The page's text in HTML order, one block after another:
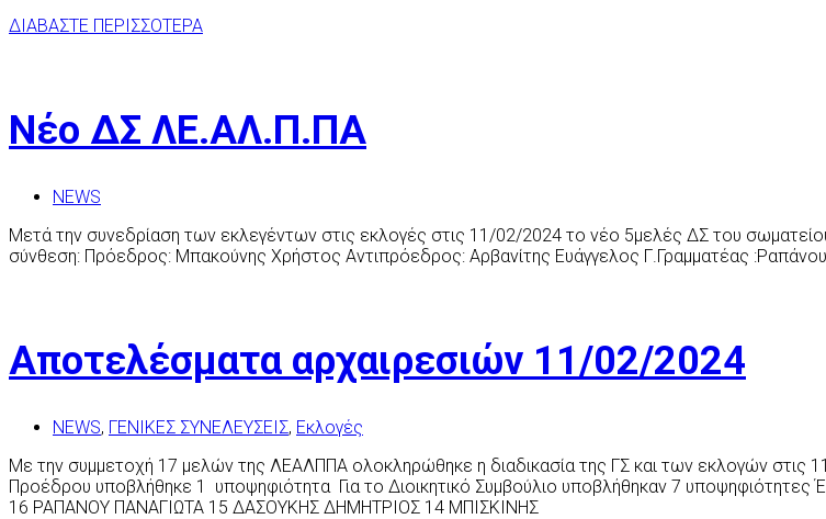
ΔΙΑΒΑΣΤΕ ΠΕΡΙΣΣΟΤΕΡΑ
Νέο ΔΣ ΛΕ.ΑΛ.Π.ΠΑ
NEWS
Μετά την συνεδρίαση των εκλεγέντων στις εκλογές στις 11/02/2024 το νέο 5μελές ΔΣ του
σύνθεση: Πρόεδρος: Μπακούνης Χρήστος Αντιπρόεδρος: Αρβανίτης Ευάγγελος Γ.Γραμματέας
Αποτελέσματα αρχαιρεσιών 11/02/2024
NEWS, ΓΕΝΙΚΕΣ ΣΥΝΕΛΕΥΣΕΙΣ, Εκλογές
Με την συμμετοχή 17 μελών της ΛΕΑΛΠΠΑ ολοκληρώθηκε η διαδικασία της ΓΣ και των εκλογών στις
Προέδρου υποβλήθηκε 1 υποψηφιότητα Για το Διοικητικό Συμβούλιο υποβλήθηκαν 7
16 ΡΑΠΑΝΟΥ ΠΑΝΑΓΙΩΤΑ 15 ΔΑΣΟΥΚΗΣ ΔΗΜΗΤΡΙΟΣ 14 ΜΠΙΣΚΙΝΗΣ